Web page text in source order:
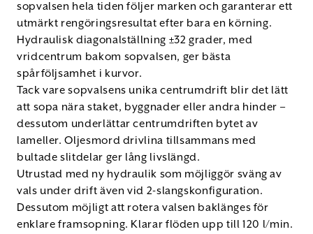
sopvalsen hela tiden följer marken och garanterar ett
utmärkt rengöringsresultat efter bara en körning.
Hydraulisk diagonalställning ±32 grader, med
vridcentrum bakom sopvalsen, ger bästa
spårföljsamhet i kurvor.
Tack vare sopvalsens unika centrumdrift blir det lätt
att sopa nära staket, byggnader eller andra hinder –
dessutom underlättar centrumdriften bytet av
lameller. Oljesmord drivlina tillsammans med
bultade slitdelar ger lång livslängd.
Utrustad med ny hydraulik som möjliggör sväng av
vals under drift även vid 2-slangskonfiguration.
Dessutom möjligt att rotera valsen baklänges för
enklare framsopning. Klarar flöden upp till 120 l/min.